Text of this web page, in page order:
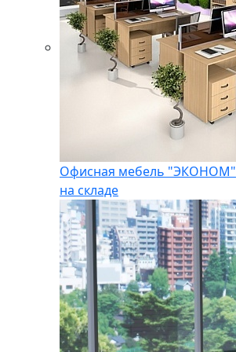
Офисная мебель "ЭКОНОМ"
на складе